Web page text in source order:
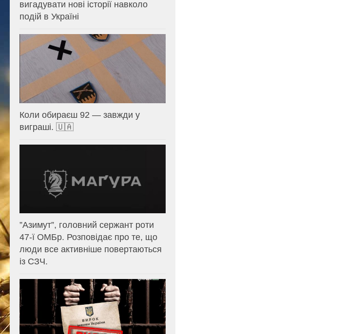
вигадувати нові історії навколо
подій в Україні
Коли обираєш 92 — завжди у
виграші. 🇺🇦
⁨”Азимут”, головний сержант роти
47-ї ОМБр. Розповідає про те, що
люди все активніше повертаються
із СЗЧ.